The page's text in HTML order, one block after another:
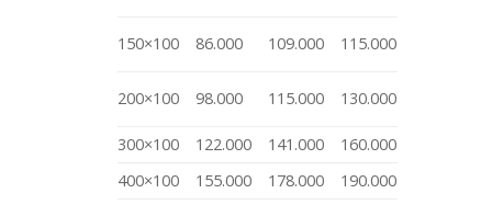
150×100 86.000 109.000 115.000
200×100 98.000 115.000 130.000
300×100 122.000 141.000
160.000
400×100
155.000 178.000 190.000